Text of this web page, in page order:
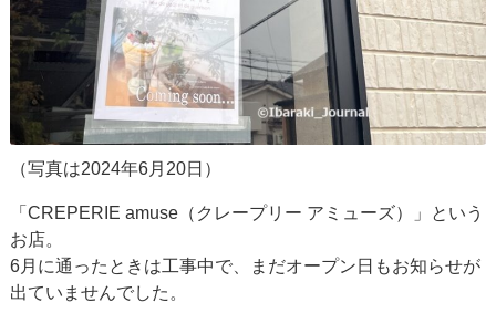
（写真は2024年6月20日）
「CREPERIE amuse（クレープリー アミューズ）」という
お店。
6月に通ったときは工事中で、まだオープン日もお知らせが
出ていませんでした。